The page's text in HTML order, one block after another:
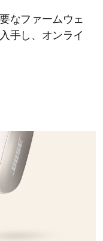
なファームウェ
手し、オンライ